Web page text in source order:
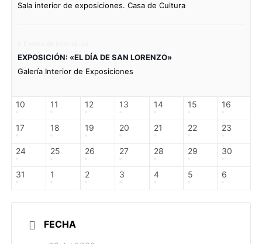
Sala interior de exposiciones. Casa de Cultura
EXPOSICIÓN: «EL DÍA DE SAN LORENZO»
Galería Interior de Exposiciones
10 11 12 13 14 15 16
17 18 19 20 21 22 23
24 25 26 27 28 29 30
31 1 2 3 4 5 6
FECHA